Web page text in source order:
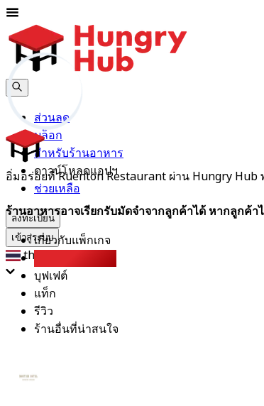
ส่วนลด
บล็อก
สำหรับร้านอาหาร
ดาวน์โหลดแอปฯ
ช่วยเหลือ
ลงทะเบียน
เข้าสู่ระบบ
th
อิ่มอร่อยที่ Ruenton Restaurant ผ่าน Hungry
ร้านอาหารอาจเรียกรับมัดจำจากลูกค้าได้ หากลูกค้า
เกี่ยวกับแพ็กเกจ
บุฟเฟต์
แท็ก
รีวิว
ร้านอื่นที่น่าสนใจ